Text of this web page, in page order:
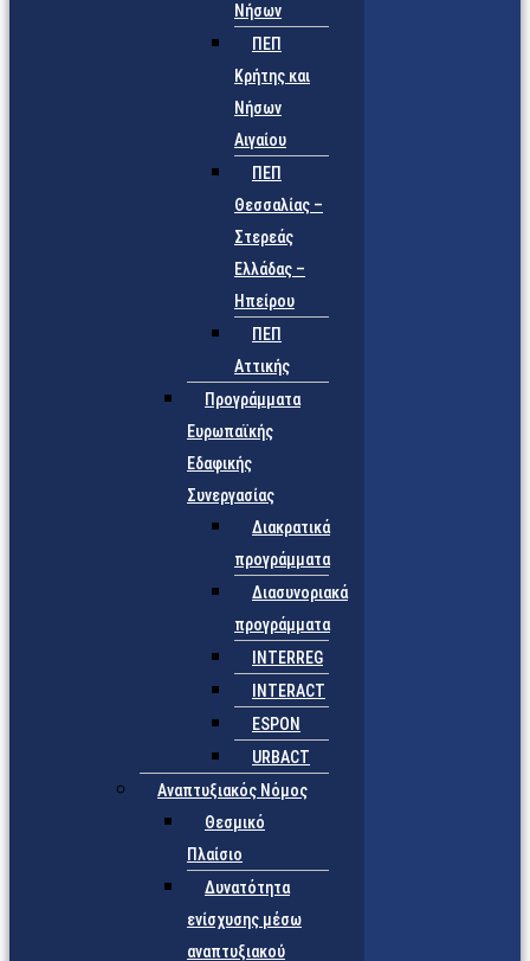
Νήσων
ΠΕΠ
Κρήτης και
Νήσων
Αιγαίου
ΠΕΠ
Θεσσαλίας –
Στερεάς
Ελλάδας –
Ηπείρου
ΠΕΠ
Αττικής
Προγράμματα
Ευρωπαϊκής
Εδαφικής
Συνεργασίας
Διακρατικά
προγράμματα
Διασυνοριακά
προγράμματα
INTERREG
INTERACT
ESPON
URBACT
Αναπτυξιακός Νόμος
Θεσμικό
Πλαίσιο
Δυνατότητα
ενίσχυσης μέσω
αναπτυξιακού